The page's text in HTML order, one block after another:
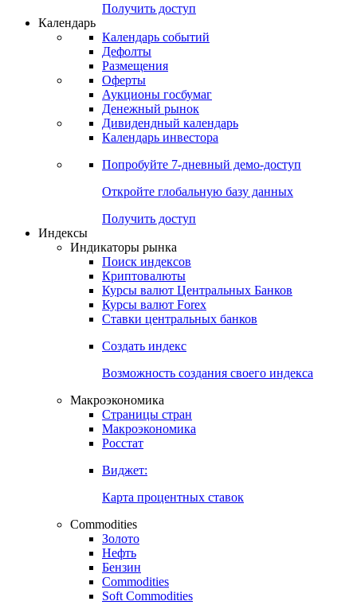
Получить доступ
Календарь
Календарь событий
Дефолты
Размещения
Оферты
Аукционы госбумаг
Денежный рынок
Дивидендный календарь
Календарь инвестора
Попробуйте 7-дневный демо-доступ
Откройте глобальную базу данных
Получить доступ
Индексы
Индикаторы рынка
Поиск индексов
Криптовалюты
Курсы валют Центральных Банков
Курсы валют Forex
Ставки центральных банков
Создать индекс
Возможность создания своего индекса
Макроэкономика
Страницы стран
Макроэкономика
Росстат
Виджет:
Карта процентных ставок
Commodities
Золото
Нефть
Бензин
Commodities
Soft Commodities